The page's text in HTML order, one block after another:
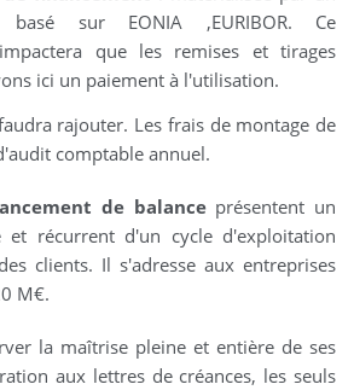
sur EONIA ,EURIBOR. Ce
que les remises et tirages
ici un paiement à l'utilisation.
rajouter. Les frais de montage de
comptable annuel.
de balanceprésentent un
et récurrent d'un cycle d'exploitation
clients. Il s'adresse aux entreprises
M€.
la maîtrise pleine et entière de ses
aux lettres de créances, les seuls